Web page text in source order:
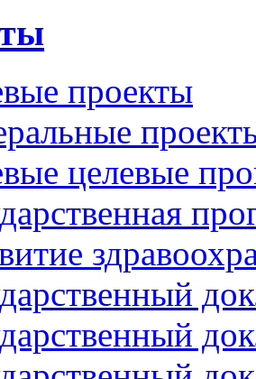
проекты
целевые